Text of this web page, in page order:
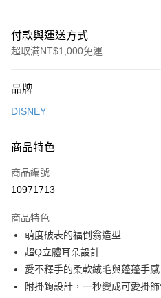
付款與運送方式
超取滿NT$1,000免運
信用卡一次付款
3 期 0 利率 每期
合作金庫商業銀行
上海商業儲蓄銀行
臺灣中小企業銀行
匯豐（台灣）商業銀行
聯邦商業銀行
元大商業銀行
玉山商業銀行
合作金庫商業銀行
上海商業儲蓄銀行
國泰世華商業銀行
匯豐（台灣）商業銀行
聯邦商業銀行
元大商業銀行
超商取貨付款
LINE Pay
Apple Pay
街口支付
悠遊付
品牌
DISNEY
商品特色
商品編號
10971713
商品特色
萌度破表的福倒翁造型
超Q立體耳朵設計
愛不釋手的柔軟絨毛與蓬蓬手感
附掛鉤設計，一秒變成可愛掛飾